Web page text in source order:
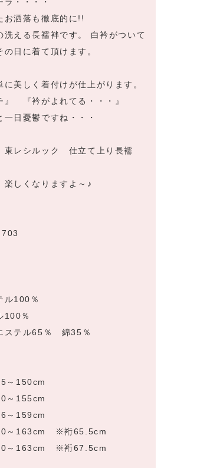
お洒落も徹底的に!!
洗える長襦袢です。 白衿がついて
日に着て頂けます。
美しく着付けが仕上がります。
』 『衿がよれてる・・・』
日憂鬱ですね・・・
レシルック 仕立て上り長襦
楽しくなりますよ～♪
100％
100％
ステル65％ 綿35％
～150cm
～155cm
～159cm
～163cm ※裄65.5cm
～163cm ※裄67.5cm